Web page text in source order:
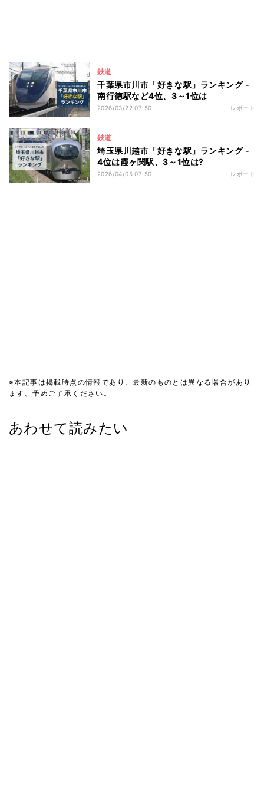
鉄道
千葉県市川市「好きな駅」ランキング -
南行徳駅など4位、3～1位は
2026/03/22 07:50 レポート
鉄道
埼玉県川越市「好きな駅」ランキング -
4位は霞ヶ関駅、3～1位は?
2026/04/05 07:50 レポート
※本記事は掲載時点の情報であり、最新のものとは異なる場合があり
ます。予めご了承ください。
あわせて読みたい